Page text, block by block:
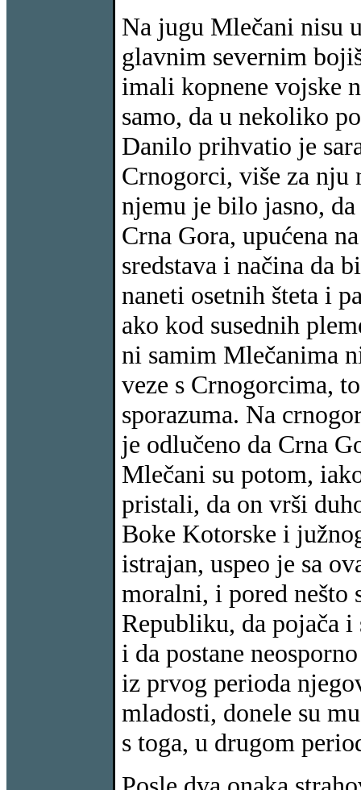
Na jugu Mlečani nisu
glavnim severnim
imali kopnene vojske
samo, da u nekoliko
Danilo prihvatio je
Crnogorci, više za
njemu je bilo jasno,
Crna Gora, upućena
sredstava i načina da
naneti osetnih šteta i
ako kod susednih
ni samim Mlečanima
veze s Crnogorcima,
sporazuma. Na
je odlučeno da Crna
Mlečani su potom,
pristali, da on vrši
Boke Kotorske i
istrajan, uspeo je sa
moralni, i pored nešto
Republiku, da pojača
i da postane
iz prvog perioda
mladosti, donele su
s toga, u drugom